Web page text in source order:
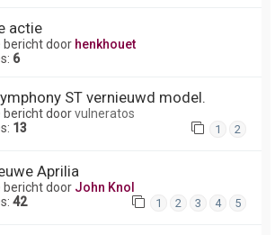
actie
bericht door henkhouet
6
ST vernieuwd model.
bericht doorvulneratos
13 1 2
Aprilia
bericht door John Knol
42 1 2 3 4 5